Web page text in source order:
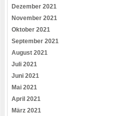
Dezember 2021
November 2021
Oktober 2021
September 2021
August 2021
Juli 2021
Juni 2021
Mai 2021
April 2021
März 2021